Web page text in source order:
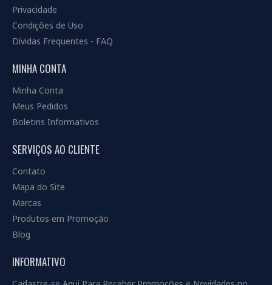
Privacidade
Condições de Uso
Dívidas Frequentes - FAQ
MINHA CONTA
Minha Conta
Meus Pedidos
Boletins Informativos
SERVIÇOS AO CLIENTE
Contato
Mapa do Site
Marcas
Produtos em Promoção
Blog
INFORMATIVO